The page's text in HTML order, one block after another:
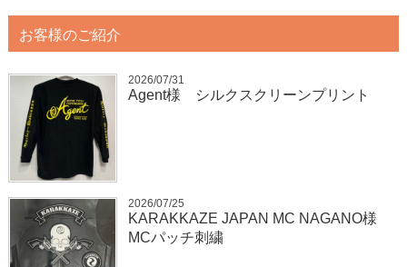
お客様のご紹介
2026/07/31
Agent様 シルクスクリーンプリント
2026/07/25
KARAKKAZE JAPAN MC NAGANO様
MCパッチ刺繍